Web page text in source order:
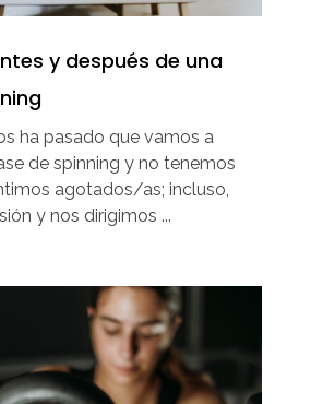
y después de una
ha pasado que vamos a
de spinning y no tenemos
agotados/as; incluso,
y nos dirigimos ...